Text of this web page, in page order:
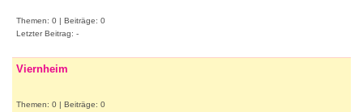
Themen: 0 | Beiträge: 0
Letzter Beitrag: -
Viernheim
Themen: 0 | Beiträge: 0